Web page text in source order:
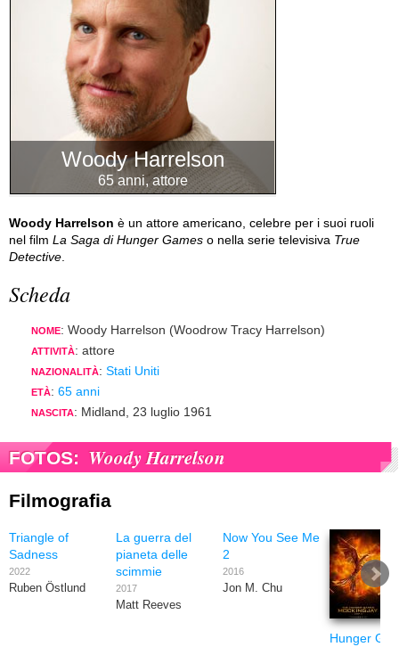
Woody Harrelson
65 anni, attore
Woody Harrelson è un attore americano, celebre per i suoi ruoli
nel film La Saga di Hunger Games o nella serie televisiva True
Detective
Scheda
NOME: Woody Harrelson (Woodrow Tracy Harrelson)
ATTIVITÀ: attore
NAZIONALITÀ: Stati Uniti
ETÀ: 65 anni
NASCITA: Midland, 23 luglio 1961
FOTOS: Woody Harrelson
Filmografia
Triangle of
Sadness
2022
Ruben Östlund
La guerra del
pianeta delle
scimmie
2017
Matt Reeves
Now You See Me
2
2016
Jon M. Chu
Hunger